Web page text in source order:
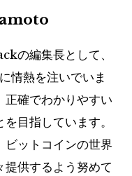
の編集長として、
情熱を注いでいま
正確でわかりやすい
目指しています。
ビットコインの世界
提供するよう努めて